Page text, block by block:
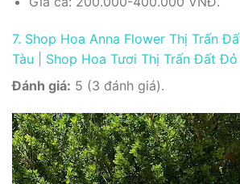
7. Shop Hoa Anna Flower Thị Trấn
Tàu | Shop Hoa Tươi Thị Trấn Đất Đỏ
Đánh giá: 5 (3 đánh giá).